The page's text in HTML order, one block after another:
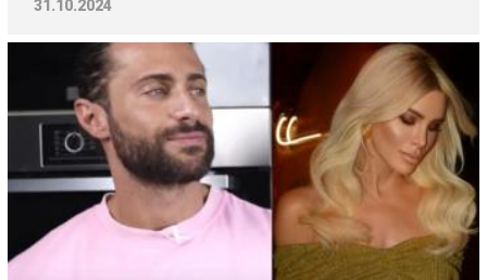
31.10.2024